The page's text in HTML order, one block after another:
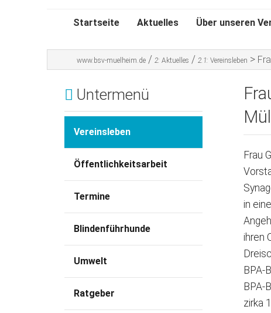
Startseite Aktuelles Über unseren
www.bsv-muelheim.de / 2: Aktuelles / 2.1: Vereinsleben >
Untermenü
Vereinsleben
Öffentlichkeitsarbeit
Termine
Blindenführhunde
Umwelt
Ratgeber
Frau
in
ihren
BPA-
BPA-
zirka